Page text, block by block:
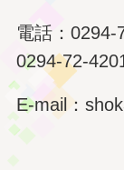
電話：
0294-72-
E-mail：